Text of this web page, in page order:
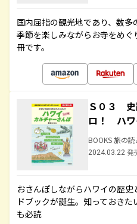
国内屈指の観光地であり、数多
季節を楽しみながらお寺をめ
冊です。
Ｓ０３ 史
ロ！ ハワ
BOOKS 旅の
2024.03.22 発
おさんぽしながらハワイの歴
ドブックが誕生。知っておき
も必読